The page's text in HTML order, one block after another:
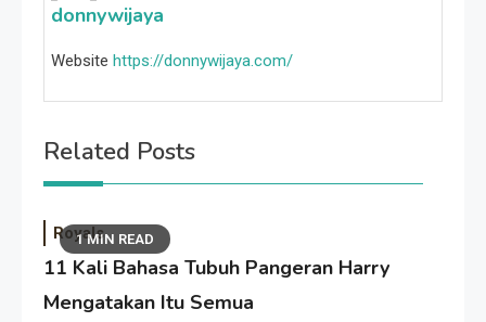
donnywijaya
Website https://donnywijaya.com/
Related Posts
1 MIN READ
Royals
11 Kali Bahasa Tubuh Pangeran Harry
Mengatakan Itu Semua